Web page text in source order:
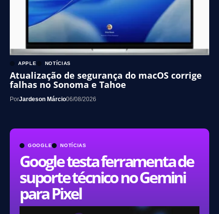
GOOGLE NOTÍCIAS
Google testa ferramenta de
suporte técnico no Gemini
para Pixel
APPLE NOTÍCIAS
Atualização de segurança do macOS corrige
falhas no Sonoma e Tahoe
PorJardeson Márcio06/08/2026